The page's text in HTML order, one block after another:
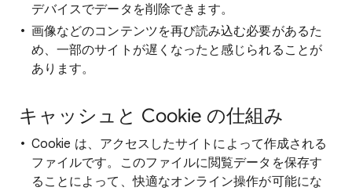
デバイスでデータを削除できます。
画像などのコンテンツを再び読み込む必要があるた
め、一部のサイトが遅くなったと感じられることが
あります。
キャッシュと Cookie の仕組み
Cookie は、アクセスしたサイトによって作成される
ファイルです。このファイルに閲覧データを保存す
ることによって、快適なオンライン操作が可能にな